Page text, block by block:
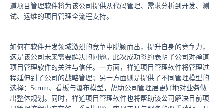
道项目管理软件将为该公司提供从代码管理、需求分析到开发、测
试、运维的项目管理全流程支持。
如何在软件开发领域激烈的竞争中脱颖而出，提升自身的竞争力，
这是该公司未来需要解决的问题。此次成功签约表明了公司对禅道
项目管理软件的关注与信任。一方面，禅道项目管理软件将管理过
程延伸到了公司的战略管理；另一方面则是提供了不同管理模型的
选择：Scrum、看板与瀑布模型，帮助公司管理层更好地对业务做
出整体规划。同时，禅道项目管理软件也将帮助该公司解决目前项